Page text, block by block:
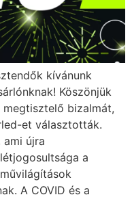
kívánunk
Köszönjük
bizalmát,
et választották.
újra
a
A COVID és a